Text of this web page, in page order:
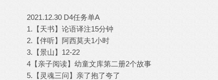
2021.12.30 D4任务单A
1.【天书】论语译注15分钟
2.【伴听】阿西莫夫1小时
3.【景山】12-22
4【亲子阅读】幼童文库第二册2个故事
5.【灵魂三问】亲了抱了夸了